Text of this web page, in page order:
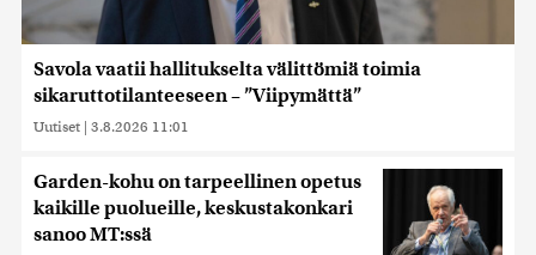
Savola vaatii hallitukselta välittömiä toimia
sikaruttotilanteeseen – ”Viipymättä”
Uutiset | 3.8.2026 11:01
Garden-kohu on tarpeellinen opetus
kaikille puolueille, keskustakonkari
sanoo MT:ssä